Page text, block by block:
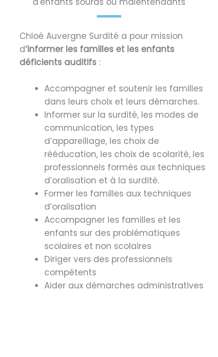
Chloé Auvergne Surdité a pour mission
d‘informer les familles et les enfants
déficients auditifs :
Accompagner et soutenir les familles
dans leurs choix et leurs démarches.
Informer sur la surdité, les modes de
communication, les types
d’appareillage, les choix de
rééducation, les choix de scolarité, les
professionnels formés aux techniques
d’oralisation et à la surdité.
Former les familles aux techniques
d’oralisation
Accompagner les familles et les
enfants sur des problématiques
scolaires et non scolaires
Diriger vers des professionnels
compétents
Aider aux démarches administratives